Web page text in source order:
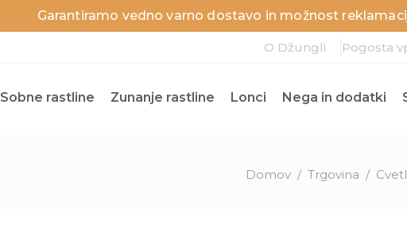
Garantiramo vedno varno dostavo in možnost
O Džungli Pogosta
Sobne rastline Zunanje rastline Lonci Nega in dodatki
Domov / Trgovina /